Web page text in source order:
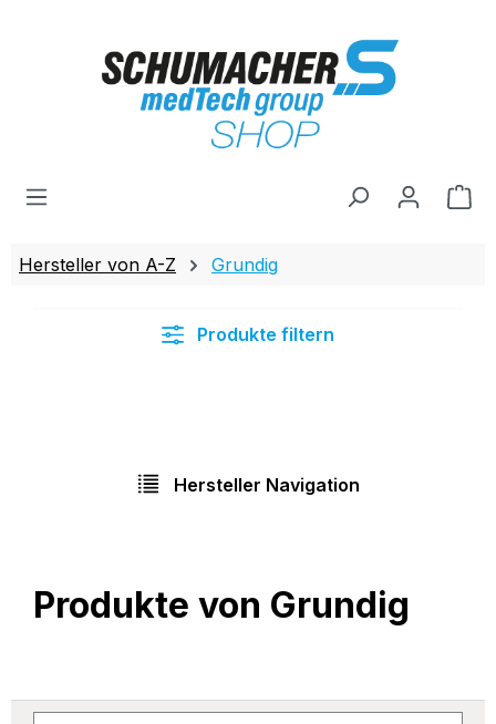
Hersteller von A-Z Grundig
Produkte filtern
Hersteller Navigation
Produkte von Grundig